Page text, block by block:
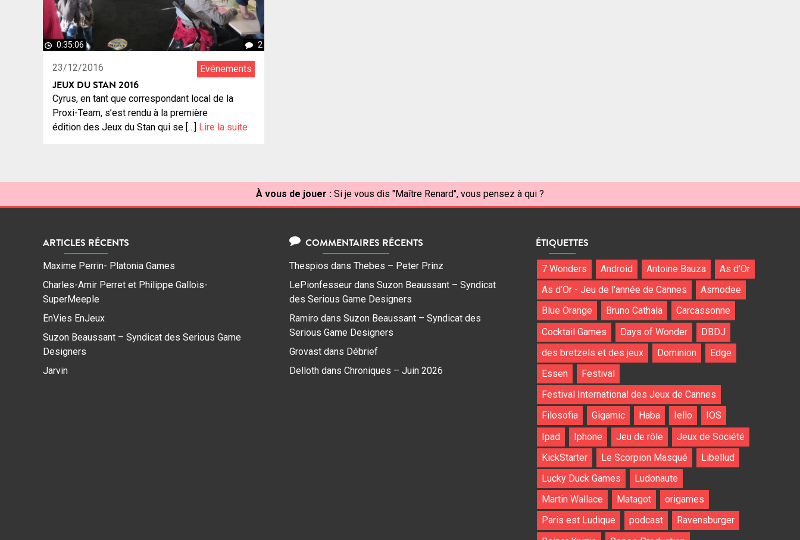
0:35:06 2
23/12/2016 Evénements
JEUX DU STAN 2016
Cyrus, en tant que correspondant local de la
Proxi-Team, s’est rendu à la première
édition des Jeux du Stan qui se […]
Lire la suite
À vous de jouer : Si je vous dis "Maître Renard", vous pensez à qui ?
ARTICLES RÉCENTS
Maxime Perrin- Platonia Games
Charles-Amir Perret et Philippe Gallois-
SuperMeeple
EnVies EnJeux
Suzon Beaussant – Syndicat des Serious Game
Designers
Jarvin
COMMENTAIRES RÉCENTS
Thespios dans Thebes – Peter Prinz
LePionfesseur dans Suzon Beaussant – Syndicat
des Serious Game Designers
Ramiro dans Suzon Beaussant – Syndicat des
Serious Game Designers
Grovast dans Débrief
Delloth dans Chroniques – Juin 2026
ÉTIQUETTES
7 Wonders Android Antoine Bauza
As d'Or
As d'Or - Jeu de l'année de Cannes
Asmodee
Blue Orange
Bruno Cathala
Carcassonne
Cocktail Games
Days of Wonder
DBDJ
des bretzels et des jeux
Dominion
Edge
Essen
Festival
Festival International des Jeux de Cannes
Filosofia
Gigamic Haba Iello
IOS
Ipad
Iphone Jeu de rôle
Jeux de Société
KickStarter
Le Scorpion Masqué
Libellud
Lucky Duck Games
Ludonaute
Martin Wallace
Matagot
origames
Paris est Ludique
podcast
Ravensburger